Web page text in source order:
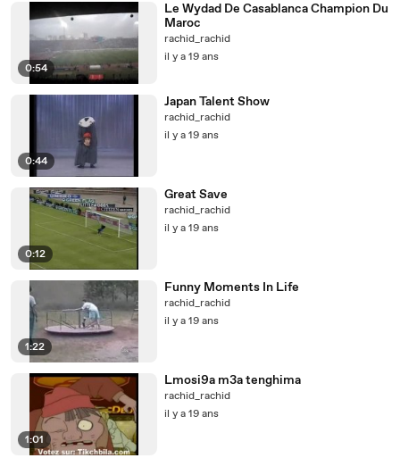
0:54
Le Wydad De Casablanca Champion Du
Maroc
rachid_rachid
il y a 19 ans
0:44
Japan Talent Show
rachid_rachid
il y a 19 ans
0:12
Great Save
rachid_rachid
il y a 19 ans
1:22
Funny Moments In Life
rachid_rachid
il y a 19 ans
1:01
Lmosi9a m3a tenghima
rachid_rachid
il y a 19 ans